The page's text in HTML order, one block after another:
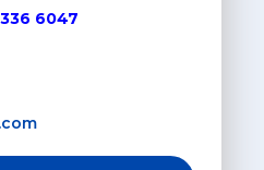
6047